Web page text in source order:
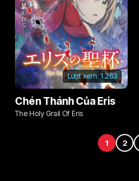
Lượt xem: 1.263
Chén Thánh Của Eris
The Holy Grail Of Eris
1 2